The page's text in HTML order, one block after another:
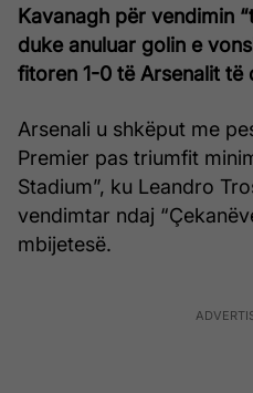
Kavanagh për vendimin
duke anuluar golin e
fitoren 1-0 të Arsenalit të
Arsenali u shkëput me
Premier pas triumfit
Stadium”, ku Leandro
vendimtar ndaj
mbijetesë.